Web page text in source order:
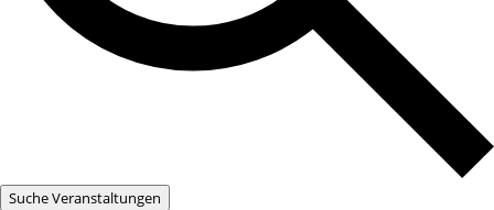
Suche Veranstaltungen